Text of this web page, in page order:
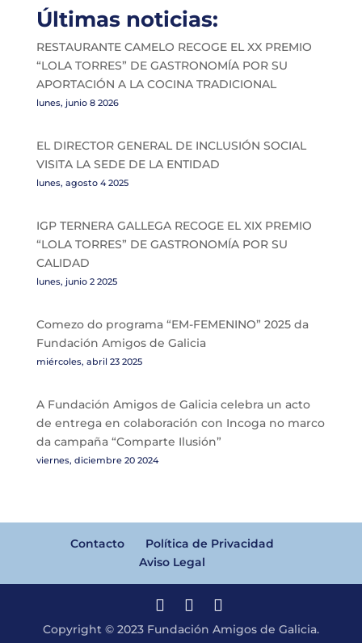
Últimas noticias:
RESTAURANTE CAMELO RECOGE EL XX PREMIO
“LOLA TORRES” DE GASTRONOMÍA POR SU
APORTACIÓN A LA COCINA TRADICIONAL
lunes, junio 8 2026
EL DIRECTOR GENERAL DE INCLUSIÓN SOCIAL
VISITA LA SEDE DE LA ENTIDAD
lunes, agosto 4 2025
IGP TERNERA GALLEGA RECOGE EL XIX PREMIO
“LOLA TORRES” DE GASTRONOMÍA POR SU
CALIDAD
lunes, junio 2 2025
Comezo do programa “EM-FEMENINO” 2025 da
Fundación Amigos de Galicia
miércoles, abril 23 2025
A Fundación Amigos de Galicia celebra un acto
de entrega en colaboración con Incoga no marco
da campaña “Comparte Ilusión”
viernes, diciembre 20 2024
Contacto
Política de Privacidad
Aviso Legal
Copyright © 2023 Fundación Amigos de Galicia.